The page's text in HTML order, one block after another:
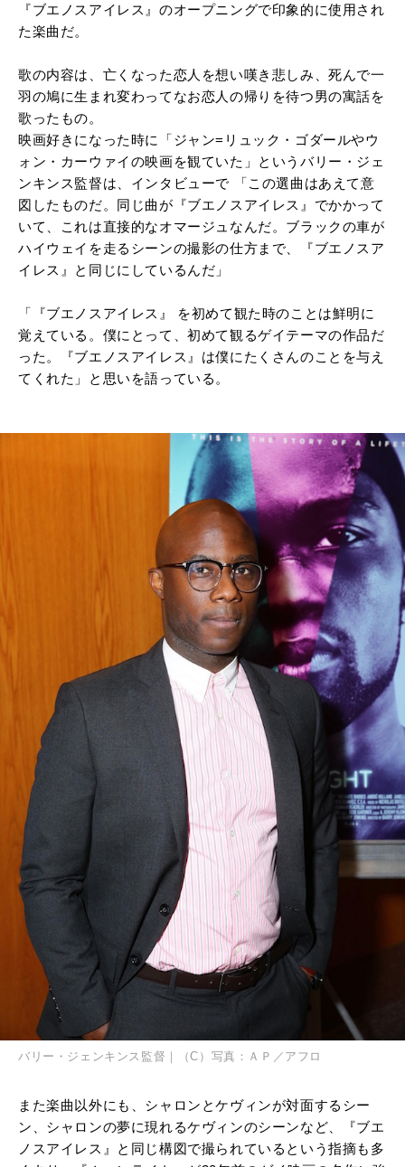
『ブエノスアイレス』のオープニングで印象的に使用され
た楽曲だ。
歌の内容は、亡くなった恋人を想い嘆き悲しみ、死んで一
羽の鳩に生まれ変わってなお恋人の帰りを待つ男の寓話を
歌ったもの。
映画好きになった時に「ジャン=リュック・ゴダールやウ
ォン・カーウァイの映画を観ていた」というバリー・ジェ
ンキンス監督は、インタビューで 「この選曲はあえて意
図したものだ。同じ曲が『ブエノスアイレス』でかかって
いて、これは直接的なオマージュなんだ。ブラックの車が
ハイウェイを走るシーンの撮影の仕方まで、『ブエノスア
イレス』と同じにしているんだ」
「『ブエノスアイレス』 を初めて観た時のことは鮮明に
覚えている。僕にとって、初めて観るゲイテーマの作品だ
った。『ブエノスアイレス』は僕にたくさんのことを与え
てくれた」と思いを語っている。
バリー・ジェンキンス監督｜（C）写真： ＡＰ／アフロ
また楽曲以外にも、シャロンとケヴィンが対面するシー
ン、シャロンの夢に現れるケヴィンのシーンなど、『ブエ
ノスアイレス』と同じ構図で撮られているという指摘も多